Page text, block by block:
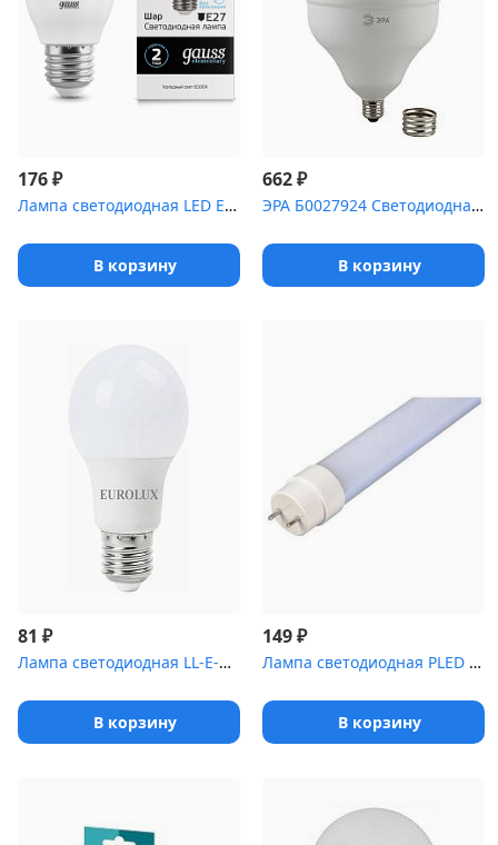
176₽
Лампа светодиодная LED Elementary Globe 6Вт E27 6500К Gauss 53236
В корзину
662₽
ЭРА Б0027924 Светодиодная лампа LED smd POWER 65W-6500-E27/E40
В корзину
81 ₽
Лампа светодиодная LL-E-A60-7W-230-4K-E27 (груша
В корзину
149₽
Лампа светодиодная PLED T8-600GL 10Вт линейная 4000К белый G13 80...
В корзину